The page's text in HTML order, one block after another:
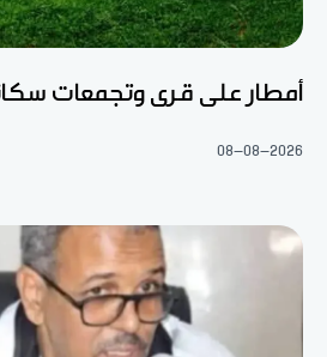
أمطار على قرى وتجمعات
08-08-2026